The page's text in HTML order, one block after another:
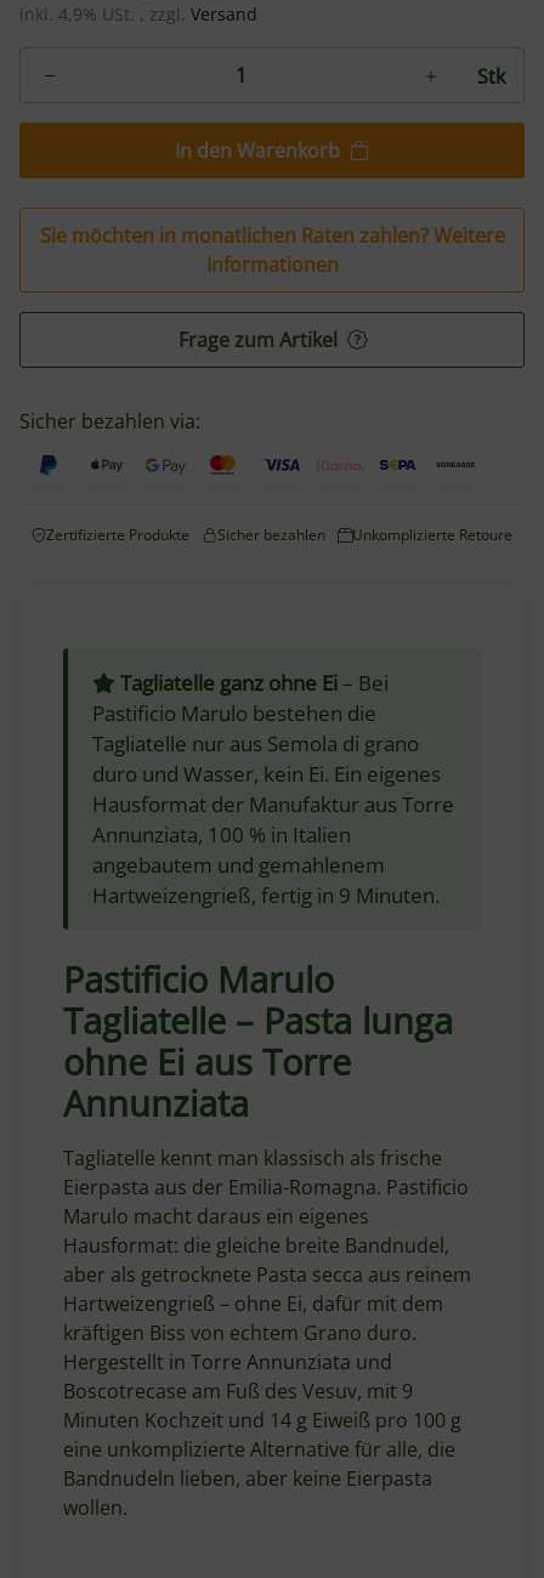
inkl. 4,9% USt. , zzgl. Versand
Stk
In den Warenkorb
Sie möchten in monatlichen Raten zahlen?Weitere
Informationen
Frage zum Artikel
Sicher bezahlen via:
Zertifizierte Produkte Sicher bezahlen Unkomplizierte Retoure
Tagliatelle ganz ohne Ei – Bei
Pastificio Marulo bestehen die
Tagliatelle nur aus Semola di grano
duro und Wasser, kein Ei. Ein eigenes
Hausformat der Manufaktur aus Torre
Annunziata, 100 % in Italien
angebautem und gemahlenem
Hartweizengrieß, fertig in 9 Minuten.
Pastificio Marulo
Tagliatelle – Pasta lunga
ohne Ei aus Torre
Annunziata
Tagliatelle kennt man klassisch als frische
Eierpasta aus der Emilia-Romagna. Pastificio
Marulo macht daraus ein eigenes
Hausformat: die gleiche breite Bandnudel,
aber als getrocknete Pasta secca aus reinem
Hartweizengrieß – ohne Ei, dafür mit dem
kräftigen Biss von echtem Grano duro.
Hergestellt in Torre Annunziata und
Boscotrecase am Fuß des Vesuv, mit 9
Minuten Kochzeit und 14 g Eiweiß pro 100 g
eine unkomplizierte Alternative für alle, die
Bandnudeln lieben, aber keine Eierpasta
wollen.